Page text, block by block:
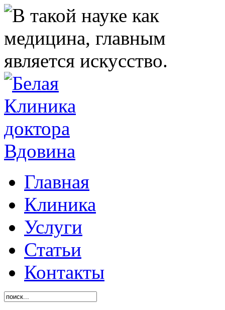
Главная
Клиника
Услуги
Статьи
Контакты